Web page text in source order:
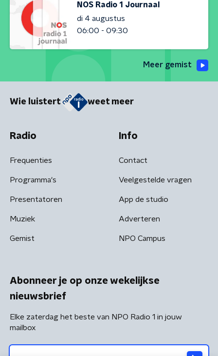
NOS Radio 1 Journaal
di 4 augustus
06:00 - 09:30
Meer gemist
Wie luistert weet meer
Radio
Frequenties
Programma's
Presentatoren
Muziek
Gemist
Info
Contact
Veelgestelde vragen
App de studio
Adverteren
NPO Campus
Abonneer je op onze wekelijkse
nieuwsbrief
Elke zaterdag het beste van NPO Radio 1 in jouw
mailbox